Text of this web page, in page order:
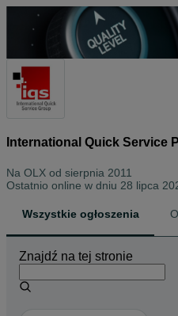
International Quick Service
Na OLX od sierpnia 2011
Ostatnio online w dniu 28 lipca
Wszystkie ogłoszenia
Znajdź na tej stronie